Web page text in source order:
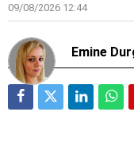
09/08/2026 12:44
Emine